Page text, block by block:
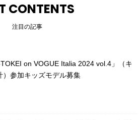
CONTENTS
注目の記事
TOKEI on VOGUE Italia 2024 vol.4」（キ
）参加キッズモデル募集